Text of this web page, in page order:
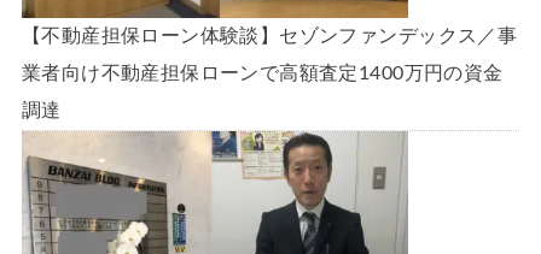
【不動産担保ローン体験談】セゾンファンデックス／事
業者向け不動産担保ローンで高額査定1400万円の資金
調達